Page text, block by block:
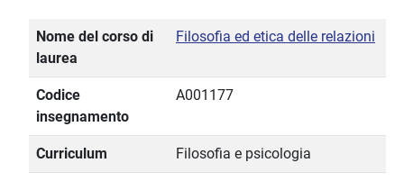
Nome del corso di
laurea
Filosofia ed etica delle relazioni
Codice
insegnamento
A001177
Curriculum Filosofia e psicologia